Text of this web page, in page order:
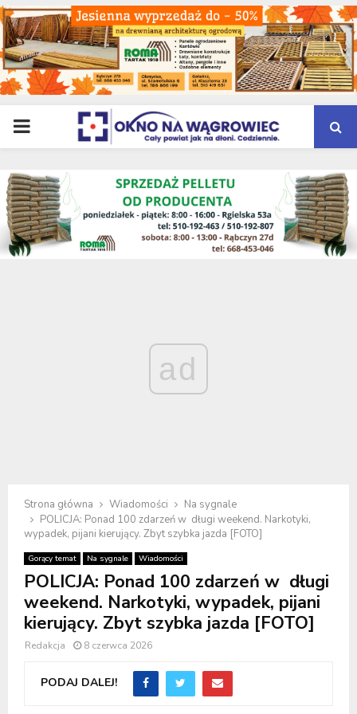
PRIMARY
MENU
ad
Strona główna Wiadomości
Na sygnale
POLICJA: Ponad 100 zdarzeń w długi weekend. Narkotyki,
wypadek, pijani kierujący. Zbyt szybka jazda [FOTO]
Gorący temat Na sygnale Wiadomości
POLICJA: Ponad 100 zdarzeń w długi
weekend. Narkotyki, wypadek, pijani
kierujący. Zbyt szybka jazda [FOTO]
Redakcja 8 czerwca 2026
PODAJ DALEJ!